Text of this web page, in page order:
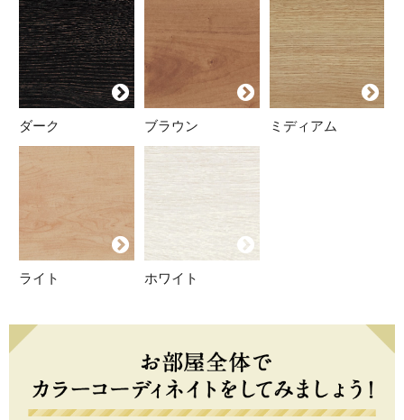
ダーク ブラウン ミディアム
ライト ホワイト